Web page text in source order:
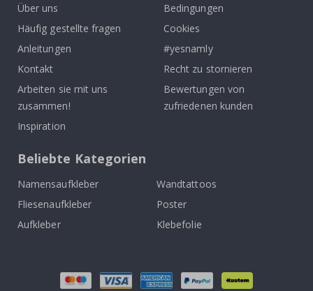
Über uns
Häufig gestellte fragen
Anleitungen
Kontakt
Arbeiten sie mit uns
zusammen!
Inspiration
Bedingungen
Cookies
#yesnamly
Recht zu stornieren
Bewertungen von
zufriedenen kunden
Beliebte Kategorien
Namensaufkleber
Wandtattoos
Fliesenaufkleber
Poster
Aufkleber
Klebefolie